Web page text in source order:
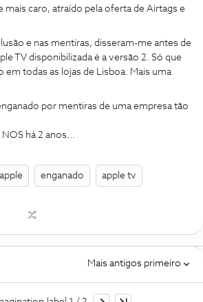
mais caro, atraído pela oferta de Airtags e
e nas mentiras, disseram-me antes de
TV disponibilizada é a versão 2. Só que
em todas as lojas de Lisboa. Mais uma
por mentiras de uma empresa tão
há 2 anos...
apple enganado apple tv
Mais antigos primeiro